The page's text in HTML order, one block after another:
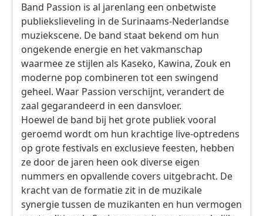
Band Passion is al jarenlang een onbetwiste
publiekslieveling in de Surinaams-Nederlandse
muziekscene. De band staat bekend om hun
ongekende energie en het vakmanschap
waarmee ze stijlen als Kaseko, Kawina, Zouk en
moderne pop combineren tot een swingend
geheel. Waar Passion verschijnt, verandert de
zaal gegarandeerd in een dansvloer.
Hoewel de band bij het grote publiek vooral
geroemd wordt om hun krachtige live-optredens
op grote festivals en exclusieve feesten, hebben
ze door de jaren heen ook diverse eigen
nummers en opvallende covers uitgebracht. De
kracht van de formatie zit in de muzikale
synergie tussen de muzikanten en hun vermogen